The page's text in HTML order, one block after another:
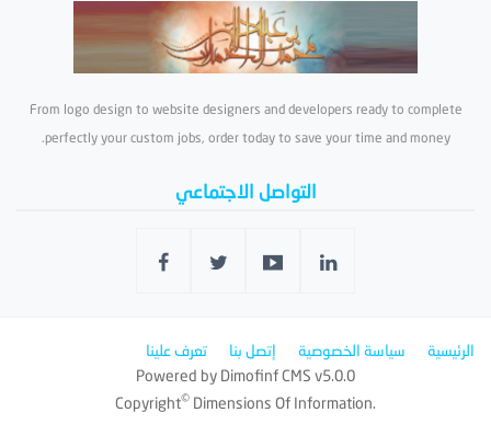
From logo design to website designers and developers ready to complete
perfectly your custom jobs, order today to save your time and money.
التواصل الاجتماعي
الرئيسية سياسة الخصوصية إتصل بنا
تعرف علينا
Powered by Dimofinf CMS v5.0.0
Copyright© Dimensions Of Information.